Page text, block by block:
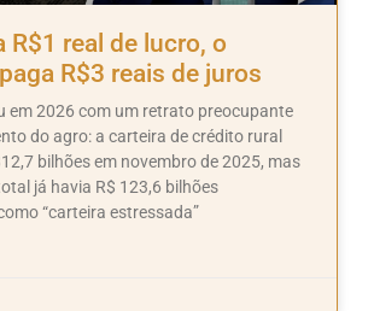
R$1 real de lucro, o
R$3 reais de juros
em 2026 com um retrato preocupante
do agro: a carteira de crédito rural
bilhões em novembro de 2025, mas
já havia R$ 123,6 bilhões
“carteira estressada”